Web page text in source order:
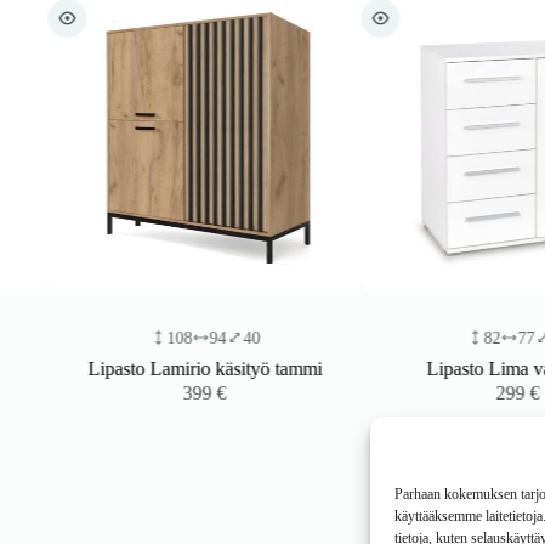
Parhaan kokemuksen
käyttääksemme
tietoja, kuten
77 40
Lipasto Lima
299€
108 94 40
Lipasto Lamirio käsityö tammi
399€